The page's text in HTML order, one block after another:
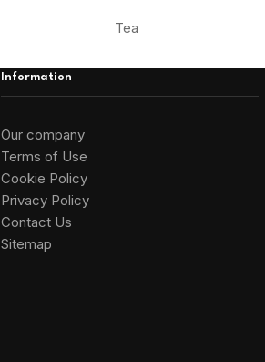
Tea
Information
Our company
Terms of Use
Cookie Policy
Privacy Policy
Contact Us
Sitemap